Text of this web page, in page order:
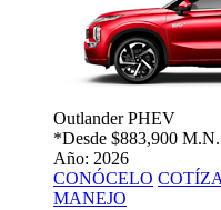
Outlander PHEV
*Desde $883,900 M.N.
Año: 2026
CONÓCELO
MANEJO